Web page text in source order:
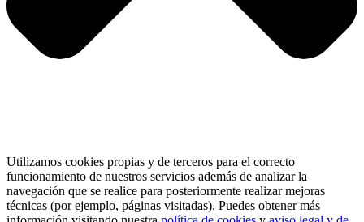
Utilizamos cookies propias y de terceros para el correcto
funcionamiento de nuestros servicios además de analizar la
navegación que se realice para posteriormente realizar mejoras
técnicas (por ejemplo, páginas visitadas). Puedes obtener más